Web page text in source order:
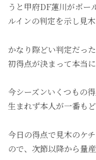
うと甲府DF蓮川がボー
ルインの判定を示し見
かなり際どい判定だっ
初得点が決まって本当に
今シーズンいくつもの
生まれず本人が一番も
今日の得点で見木のケ
ので、次節以降から量